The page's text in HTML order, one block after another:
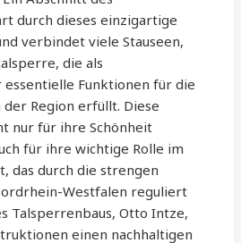
durch dieses einzigartige
verbindet viele Stauseen,
die als
Funktionen für die
Region erfüllt. Diese
nur für ihre Schönheit
für ihre wichtige Rolle im
das durch die strengen
Westfalen reguliert
Talsperrenbaus, Otto Intze,
einen nachhaltigen